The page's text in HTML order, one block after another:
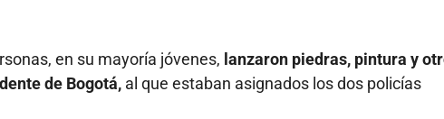
en su mayoría jóvenes, lanzaron piedras, pintura y
de Bogotá, al que estaban asignados los dos policías